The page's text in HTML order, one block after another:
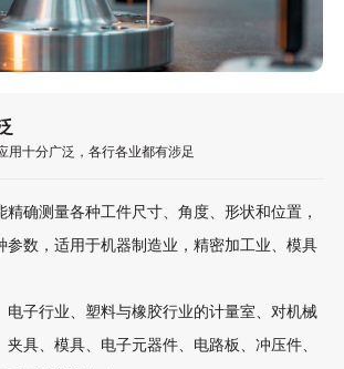
用十分广泛，各行各业都有涉足
精确测量各种工件尺寸、角度、形状和位置，
参数，适用于机器制造业，精密加工业、模具
电子行业、塑料与橡胶行业的计量室、对机械
具、模具、电子元器件、电路板、冲压件、